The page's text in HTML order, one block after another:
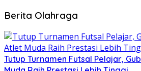
Berita Olahraga
Tutup Turnamen Futsal Pelajar,